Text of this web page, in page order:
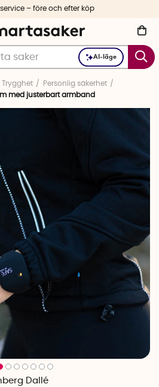
AI-läge
– före och efter köp
Trygghet
Personlig säkerhet
med justerbart armband
Dallé